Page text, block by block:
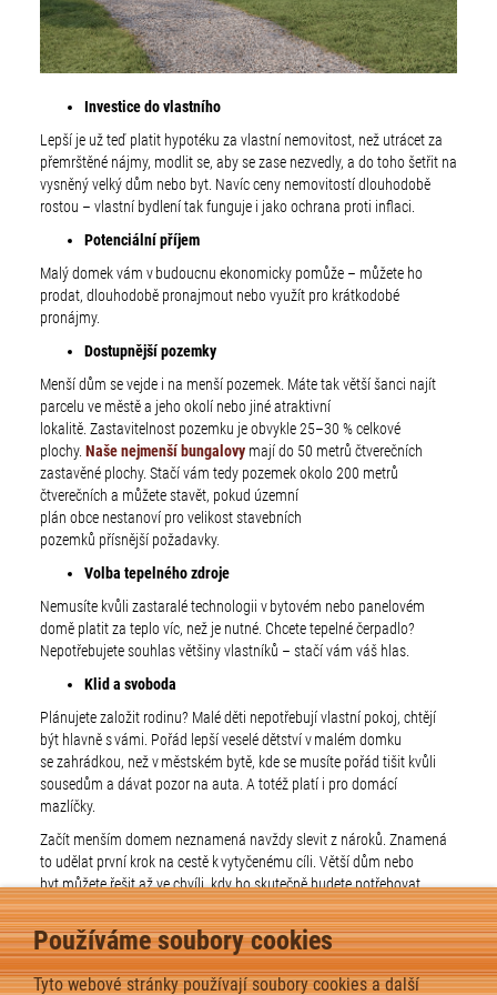
Používáme soubory cookies
Tyto webové stránky používají soubory cookies a další
Investice do vlastního
Lepší je už teď platit hypotéku za vlastní nemovitost, než utrácet za
přemrštěné nájmy, modlit se, aby se zase nezvedly, a do toho šetřit na
vysněný velký dům nebo byt. Navíc ceny nemovitostí dlouhodobě
rostou – vlastní bydlení tak funguje i jako ochrana proti inflaci.
Potenciální příjem
Malý domek vám v budoucnu ekonomicky pomůže – můžete ho
prodat, dlouhodobě pronajmout nebo využít pro krátkodobé
pronájmy.
Dostupnější pozemky
Menší dům se vejde i na menší pozemek. Máte tak větší šanci najít
parcelu ve městě a jeho okolí nebo jiné atraktivní
lokalitě. Zastavitelnost pozemku je obvykle 25–30 % celkové
plochy. Naše nejmenší bungalovymají do 50 metrů čtverečních
zastavěné plochy. Stačí vám tedy pozemek okolo 200 metrů
čtverečních a můžete stavět, pokud územní
plán obce nestanoví pro velikost stavebních
pozemků přísnější požadavky.
Volba tepelného zdroje
Nemusíte kvůli zastaralé technologii v bytovém nebo panelovém
domě platit za teplo víc, než je nutné. Chcete tepelné čerpadlo?
Nepotřebujete souhlas většiny vlastníků – stačí vám váš hlas.
Klid a svoboda
Plánujete založit rodinu? Malé děti nepotřebují vlastní pokoj, chtějí
být hlavně s vámi. Pořád lepší veselé dětství v malém domku
se zahrádkou, než v městském bytě, kde se musíte pořád tišit kvůli
sousedům a dávat pozor na auta. A totéž platí i pro domácí
mazlíčky.
Začít menším domem neznamená navždy slevit z nároků. Znamená
to udělat první krok na cestě k vytyčenému cíli. Větší dům nebo
byt můžete řešit až ve chvíli, kdy ho skutečně budete potřebovat.
MOHLO BY VÁS TAKÉ
ZAJÍMAT: